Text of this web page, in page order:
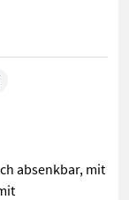
absenkbar, mit